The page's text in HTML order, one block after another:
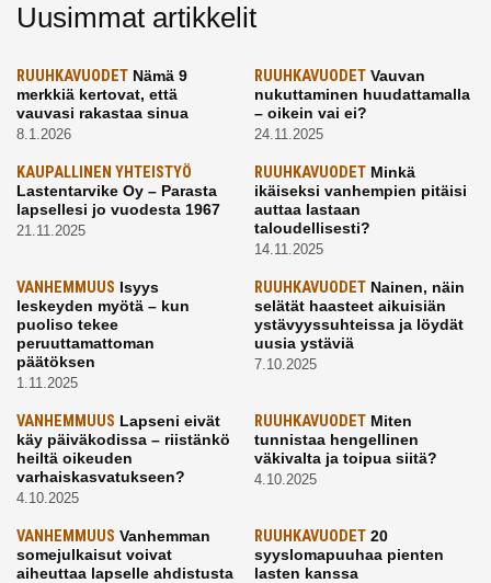
Uusimmat artikkelit
RUUHKAVUODET Nämä 9
merkkiä kertovat, että
vauvasi rakastaa sinua
8.1.2026
RUUHKAVUODETVauvan
nukuttaminen huudattamalla
– oikein vai ei?
24.11.2025
KAUPALLINEN YHTEISTYÖ
Lastentarvike Oy – Parasta
lapsellesi jo vuodesta 1967
21.11.2025
RUUHKAVUODETMinkä
ikäiseksi vanhempien pitäisi
auttaa lastaan
taloudellisesti?
14.11.2025
VANHEMMUUS Isyys
leskeyden myötä – kun
puoliso tekee
peruuttamattoman
päätöksen
1.11.2025
RUUHKAVUODETNainen, näin
selätät haasteet aikuisiän
ystävyyssuhteissa ja löydät
uusia ystäviä
7.10.2025
VANHEMMUUS Lapseni eivät
käy päiväkodissa – riistänkö
heiltä oikeuden
varhaiskasvatukseen?
4.10.2025
RUUHKAVUODETMiten
tunnistaa hengellinen
väkivalta ja toipua siitä?
4.10.2025
VANHEMMUUS Vanhemman
somejulkaisut voivat
aiheuttaa lapselle ahdistusta
RUUHKAVUODET20
syyslomapuuhaa pienten
lasten kanssa